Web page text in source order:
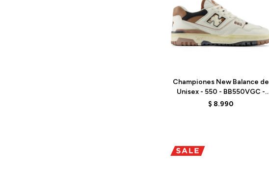
Championes New Balance de
Unisex - 550 - BB550VGC -
SEA SALT
$ 8.990